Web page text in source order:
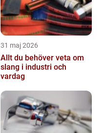
31 maj 2026
Allt du behöver veta om
slang i industri och
vardag